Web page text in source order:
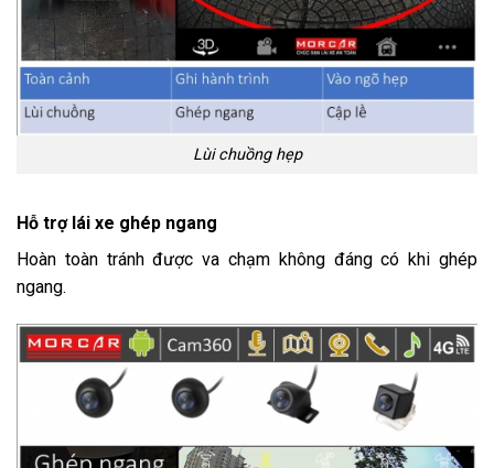
Lùi chuồng hẹp
Hỗ trợ lái xe ghép ngang
Hoàn toàn tránh được va chạm không đáng có khi ghép
ngang.